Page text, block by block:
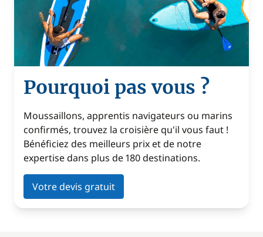
Pourquoi pas vous ?
Moussaillons, apprentis navigateurs ou marins
confirmés, trouvez la croisière qu'il vous faut !
Bénéficiez des meilleurs prix et de notre
expertise dans plus de 180 destinations.
Votre devis gratuit